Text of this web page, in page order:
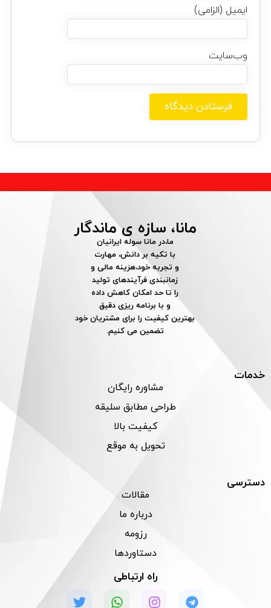
ایمیل (الزامی)
وب‌سایت
مانا، سازه ی ماندگار
ما،در مانا سوله ایرانیان
با تکیه بر دانش، مهارت
و تجربه خود،هزینه مالی و
زمانبندی فرآیندهای تولید
را تا حد امکان کاهش داده
و با برنامه ریزی دقیق
بهترین کیفیت را برای مشتریان خود
تضمین می کنیم.
خدمات
مشاوره رایگان
طراحی مطابق سلیقه
کیفیت بالا
تحویل به موقع
دسترسی
مقالات
درباره ما
رزومه
دستاوردها
راه ارتباطی